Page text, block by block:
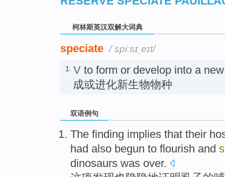
柯林斯英汉双解大词典
speciate /ˈspiːsɪˌeɪt/
1. V to form or develop into a
成或进化新生物物种
双语例句
The finding implies that their
had also begun to flourish and
dinosaurs was over.